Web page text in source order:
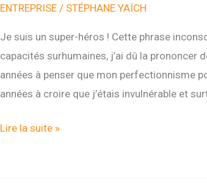
ENTREPRISE/ STÉPHANE YAÏCH
Je suis un super-héros ! Cette phrase
capacités surhumaines, j’ai dû la prononcer
années à penser que mon perfectionnisme
années à croire que j’étais invulnérable et
JE
Lire la suite »